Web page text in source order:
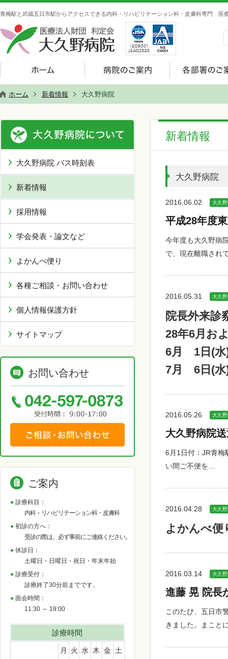
青梅駅と武蔵五日市駅からアクセスできる内科・リハビリテーション科・皮膚科専門 医
ホーム 新着情報 大久野病院
新着情報
大久野病院
2016.06.02 大久
平成28年度
今年度も大久野病
で、現在離職され
2016.05.31 大久
院長外来
28年6月お
6月 1日(水
7月 6日(
2016.05.26 大久
大久野病院
6月1日付：JR青
い間ご不便を…
2016.04.28 大久
よかんべ便
2016.03.14 大久
進藤 晃 院長
このたび、五日市
きました。まこと
大久野病院 バス時刻表
新着情報
採用情報
学会発表・論文など
よかんべ便り
各種ご相談・お問い合わせ
個人情報保護方針
サイトマップ
お問い合わせ
ご案内
診療科目：
内科・リハビリテーション科・皮膚科
初診の方へ：
受診の際は、必ず事前にご連絡ください。
休診日：
土曜日・日曜日・祝日・年末年始
診療受付：
診療終了30分前までです。
面会時間：
11:30 ～ 19:00
診療時間
月 火 水 木 金 土